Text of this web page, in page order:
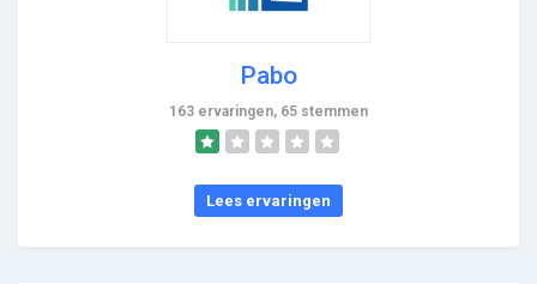
Pabo
163 ervaringen, 65 stemmen
Lees ervaringen